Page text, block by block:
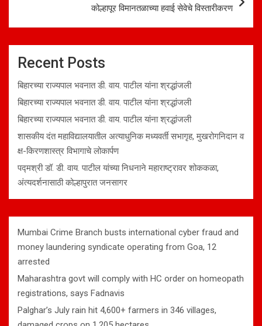
कोल्हापूर विमानतळाच्या हवाई सेवेचे विस्तारीकरण
Recent Posts
बिहारच्या राज्यपाल भवनात डी. वाय. पाटील यांना श्रद्धांजली
बिहारच्या राज्यपाल भवनात डी. वाय. पाटील यांना श्रद्धांजली
बिहारच्या राज्यपाल भवनात डी. वाय. पाटील यांना श्रद्धांजली
शासकीय दंत महाविद्यालयातील अत्याधुनिक मध्यवर्ती सभागृह, मुखरोगनिदान व
क्ष-किरणशास्त्र विभागाचे लोकार्पण
पद्मश्री डॉ. डी. वाय. पाटील यांच्या निधनाने महाराष्ट्रावर शोककळा,
अंत्यदर्शनासाठी कोल्हापुरात जनसागर
Mumbai Crime Branch busts international cyber fraud and
money laundering syndicate operating from Goa, 12
arrested
Maharashtra govt will comply with HC order on homeopath
registrations, says Fadnavis
Palghar’s July rain hit 4,600+ farmers in 346 villages,